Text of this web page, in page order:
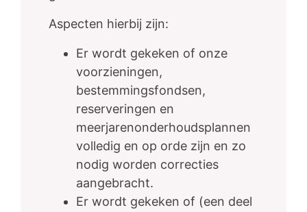
Aspecten hierbij zijn:
Er wordt gekeken of onze
voorzieningen,
bestemmingsfondsen,
reserveringen en
meerjarenonderhoudsplannen
volledig en op orde zijn en zo
nodig worden correcties
aangebracht.
Er wordt gekeken of (een deel